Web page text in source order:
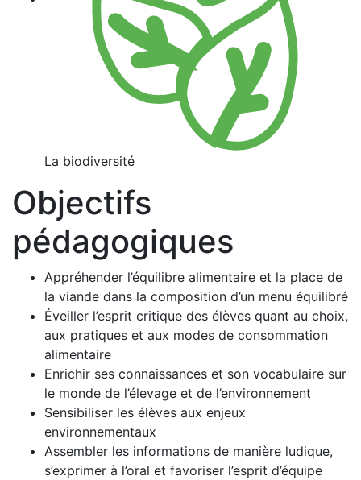
La biodiversité
Objectifs
pédagogiques
Appréhender l’équilibre alimentaire et la place de
la viande dans la composition d’un menu équilibré
Éveiller l’esprit critique des élèves quant au choix,
aux pratiques et aux modes de consommation
alimentaire
Enrichir ses connaissances et son vocabulaire sur
le monde de l’élevage et de l’environnement
Sensibiliser les élèves aux enjeux
environnementaux
Assembler les informations de manière ludique,
s’exprimer à l’oral et favoriser l’esprit d’équipe